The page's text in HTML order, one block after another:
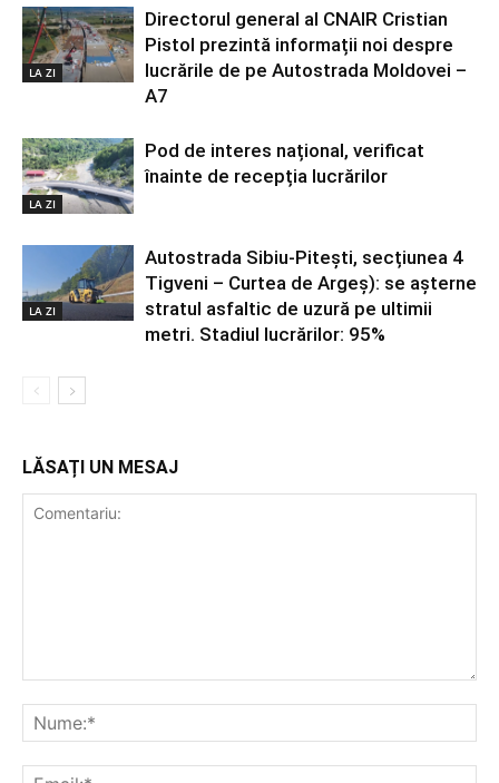
LA ZI
Directorul general al CNAIR Cristian
Pistol prezintă informații noi despre
lucrările de pe Autostrada Moldovei –
A7
LA ZI
Pod de interes național, verificat
înainte de recepția lucrărilor
LA ZI
Autostrada Sibiu-Pitești, secțiunea 4
Tigveni – Curtea de Argeș): se așterne
stratul asfaltic de uzură pe ultimii
metri. Stadiul lucrărilor: 95%
LĂSAȚI UN MESAJ